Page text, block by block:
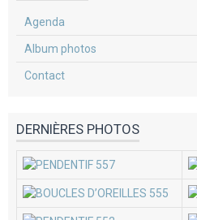
Agenda
Album photos
Contact
DERNIÈRES PHOTOS